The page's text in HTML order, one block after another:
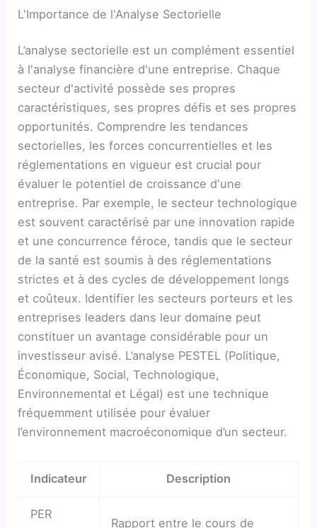
L'Importance de l'Analyse Sectorielle
L’analyse sectorielle est un complément essentiel
à l'analyse financière d'une entreprise. Chaque
secteur d'activité possède ses propres
caractéristiques, ses propres défis et ses propres
opportunités. Comprendre les tendances
sectorielles, les forces concurrentielles et les
réglementations en vigueur est crucial pour
évaluer le potentiel de croissance d'une
entreprise. Par exemple, le secteur technologique
est souvent caractérisé par une innovation rapide
et une concurrence féroce, tandis que le secteur
de la santé est soumis à des réglementations
strictes et à des cycles de développement longs
et coûteux. Identifier les secteurs porteurs et les
entreprises leaders dans leur domaine peut
constituer un avantage considérable pour un
investisseur avisé. L’analyse PESTEL (Politique,
Économique, Social, Technologique,
Environnemental et Légal) est une technique
fréquemment utilisée pour évaluer
l’environnement macroéconomique d’un secteur.
Indicateur Description
PER
Rapport entre le cours de